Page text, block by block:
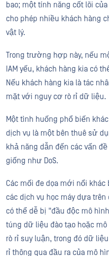
bao; một tính năng cốt lõi
cho phép nhiều khách hàng
vật lý.
Trong trường hợp này, nếu
IAM yếu, khách hàng kia có
Nếu khách hàng kia là tác
mặt với nguy cơ rò rỉ dữ liệu.
Một tình huống phổ biến
dịch vụ là một bên thuê sử
khả năng dẫn đến các vấn
giống như DoS.
Các mối đe dọa mới nổi khác
các dịch vụ học máy dựa
có thể dễ bị "đầu độc mô
túng dữ liệu đào tạo hoặc
rò rỉ suy luận, trong đó dữ
rỉ thông qua đầu ra của mô